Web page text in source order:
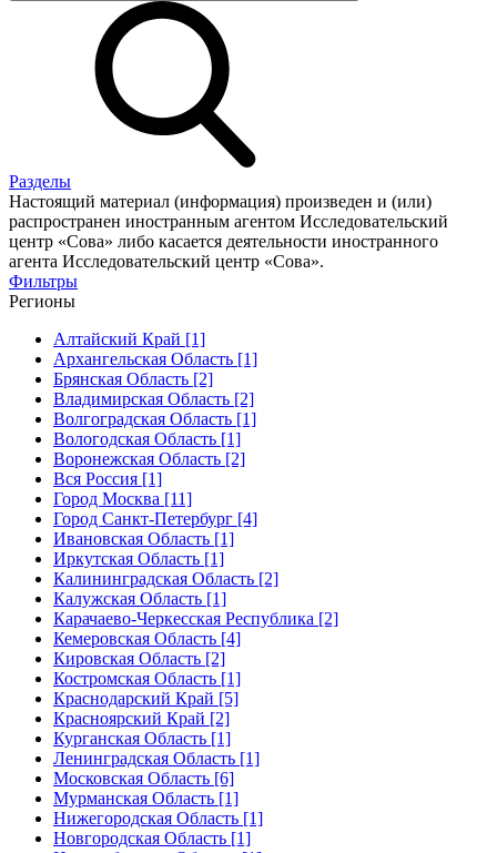
Разделы
Настоящий материал (информация) произведен и (или)
распространен иностранным агентом Исследовательский
центр «Сова» либо касается деятельности иностранного
агента Исследовательский центр «Сова».
Фильтры
Регионы
Алтайский Край [1]
Архангельская Область [1]
Брянская Область [2]
Владимирская Область [2]
Волгоградская Область [1]
Вологодская Область [1]
Воронежская Область [2]
Вся Россия [1]
Город Москва [11]
Город Санкт-Петербург [4]
Ивановская Область [1]
Иркутская Область [1]
Калининградская Область [2]
Калужская Область [1]
Карачаево-Черкесская Республика [2]
Кемеровская Область [4]
Кировская Область [2]
Костромская Область [1]
Краснодарский Край [5]
Красноярский Край [2]
Курганская Область [1]
Ленинградская Область [1]
Московская Область [6]
Мурманская Область [1]
Нижегородская Область [1]
Новгородская Область [1]